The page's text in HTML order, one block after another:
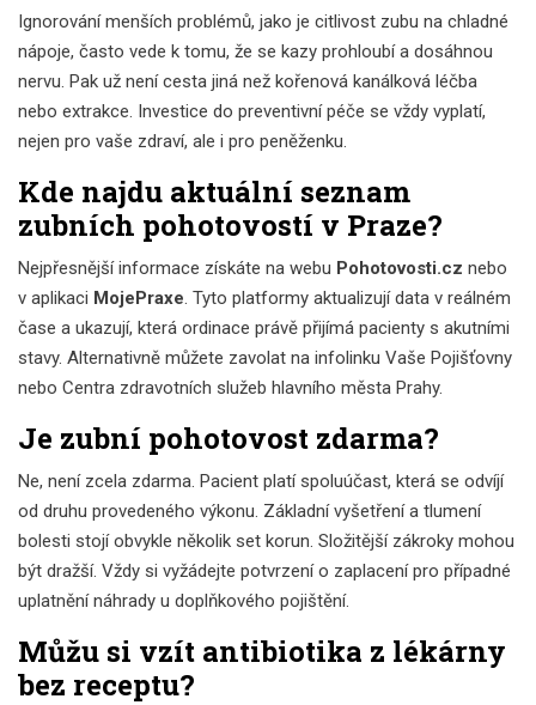
Ignorování menších problémů, jako je citlivost zubu na chladné
nápoje, často vede k tomu, že se kazy prohloubí a dosáhnou
nervu. Pak už není cesta jiná než kořenová kanálková léčba
nebo extrakce. Investice do preventivní péče se vždy vyplatí,
nejen pro vaše zdraví, ale i pro peněženku.
Kde najdu aktuální seznam
zubních pohotovostí v Praze?
Nejpřesnější informace získáte na webu Pohotovosti.cz nebo
v aplikaci MojePraxe. Tyto platformy aktualizují data v reálném
čase a ukazují, která ordinace právě přijímá pacienty s akutními
stavy. Alternativně můžete zavolat na infolinku Vaše Pojišťovny
nebo Centra zdravotních služeb hlavního města Prahy.
Je zubní pohotovost zdarma?
Ne, není zcela zdarma. Pacient platí spoluúčast, která se odvíjí
od druhu provedeného výkonu. Základní vyšetření a tlumení
bolesti stojí obvykle několik set korun. Složitější zákroky mohou
být dražší. Vždy si vyžádejte potvrzení o zaplacení pro případné
uplatnění náhrady u doplňkového pojištění.
Můžu si vzít antibiotika z lékárny
bez receptu?